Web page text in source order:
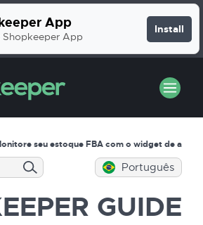
App
Shopkeeper App
Install
seu estoque FBA com o widget de
Português
GUIDE